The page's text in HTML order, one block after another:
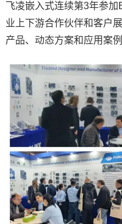
新闻中心
技术论坛
飞凌嵌入式连续第3年参加
业上下游合作伙伴和客户
产品、动态方案和应用案例